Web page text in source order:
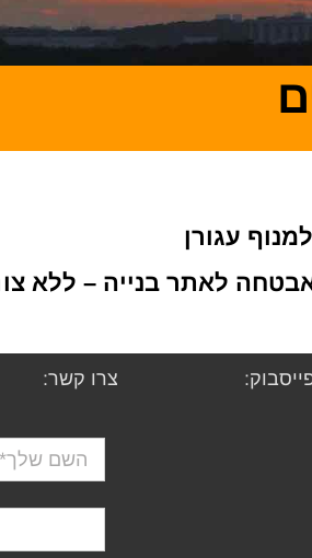
עגורן
לאתר בנייה – ללא
צרו קשר: